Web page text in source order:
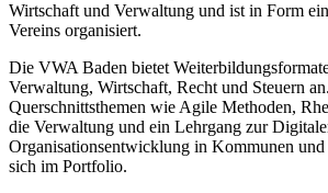
Wirtschaft und Verwaltung und ist in Form
Vereins organisiert.
Die VWA Baden bietet
Verwaltung, Wirtschaft, Recht und Steuern
Querschnittsthemen wie Agile Methoden,
die Verwaltung und ein Lehrgang zur
Organisationsentwicklung in Kommunen
sich im Portfolio.